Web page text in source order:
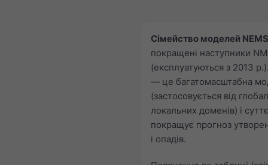
Сімейство моделей
покращені наступники
(експлуатуються з 2013
— це багатомасштабна
(застосовується від
локальних доменів) і
покращує прогноз
і опадів.